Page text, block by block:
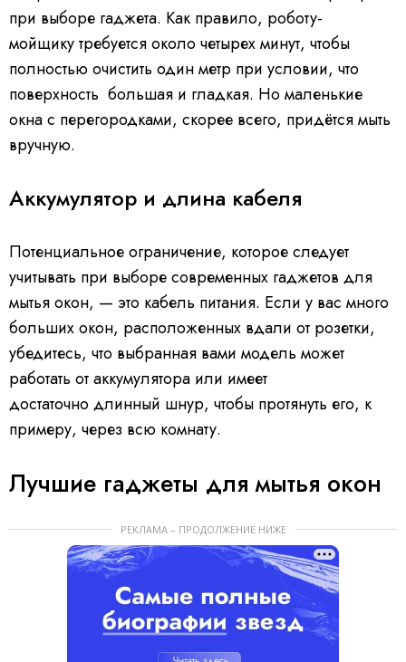
при выборе гаджета. Как правило, роботу-
мойщику требуется около четырех минут, чтобы
полностью очистить один метр при условии, что
поверхность большая и гладкая. Но маленькие
окна с перегородками, скорее всего, придётся мыть
вручную.
Аккумулятор и длина кабеля
Потенциальное ограничение, которое следует
учитывать при выборе современных гаджетов для
мытья окон, — это кабель питания. Если у вас много
больших окон, расположенных вдали от розетки,
убедитесь, что выбранная вами модель может
работать от аккумулятора или имеет
достаточно длинный шнур, чтобы протянуть его, к
примеру, через всю комнату.
Лучшие гаджеты для мытья окон
РЕКЛАМА – ПРОДОЛЖЕНИЕ НИЖЕ